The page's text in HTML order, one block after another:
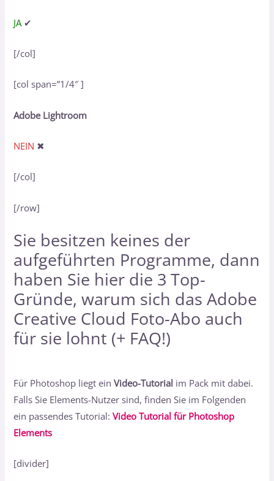
JA ✔
[/col]
[col span=”1/4″ ]
Adobe Lightroom
NEIN ✖
[/col]
[/row]
Sie besitzen keines der
aufgeführten Programme, dann
haben Sie hier die 3 Top-
Gründe, warum sich das Adobe
Creative Cloud Foto-Abo auch
für sie lohnt (+ FAQ!)
Für Photoshop liegt einVideo-Tutorial im Pack mit dabei.
Falls Sie Elements-Nutzer sind, finden Sie im Folgenden
ein passendes Tutorial:Video Tutorial für Photoshop
Elements
[divider]